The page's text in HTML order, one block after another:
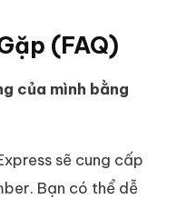
(FAQ)
của mình bằng
sẽ cung cấp
Bạn có thể dễ